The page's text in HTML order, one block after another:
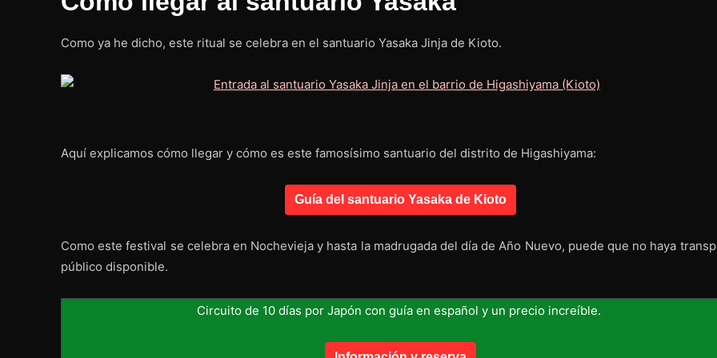
Como ya he dicho, este ritual se celebra en el santuario Yasaka Jinja de Kioto.
Aquí explicamos cómo llegar y cómo es este famosísimo santuario del distrito de Higashiyama:
Guía del santuario Yasaka de Kioto
Como este festival se celebra en Nochevieja y hasta la madrugada del día de Año Nuevo, puede que no haya
público disponible.
Circuito de 10 días por Japón con guía en español y un precio increíble.